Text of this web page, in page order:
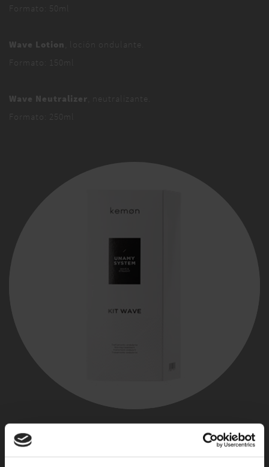
Formato: 50ml
Wave Lotion
, loción ondulante.
Formato: 150ml
Wave Neutralizer , neutralizante.
Formato: 250ml